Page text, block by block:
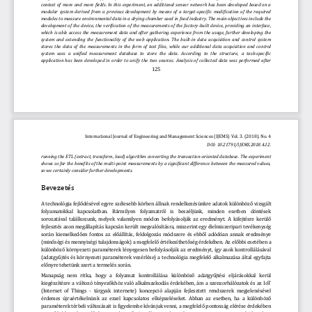
125
context  of  more  and  more  fields.  In  this  experiment,  an  additional  sensor  network has  been developed  based  on  a
modular  system  derived  from  a  previous  development  by  means  of  a  target- specific  modification  of  the  required
modules to measure environmental data in a drying chamber used in food industry. The main objectives include the
development  of  the  device,  the verification of  the  measurements  of  the factory built device,  providing  an  interface
which  is able  access  the  measurement data and  after  gathering  experience  from  the  usage,  further  developing  the
system  and  extending the  functionality  of  the  web  application.  The  built- in  data  acquisition  and  control  system
stores  the data  of  the measurements  in  the  form  of  text  files,  while  our additional data  acquisition  and  control
system  uses a unified  measurement   database  to  store the   data. According  to  the  structure ,  a  task-specific
application  has  been  developed  in  order  to  unify the  two sources Analysis  of  collected  data  was  performed  after
International Journal of Engineering and Management Sciences (IJEMS) Vol. 3. (2018). No. 4
DOI: 10.21791/IJEMS.2018.4.12.
running the ETL (extract, transform , load) algorithm converting the transaction- oriented database . The experiment
shows so far the benefits of the multi- point measurements by a significant difference between the measured values,
so we certainly consider further developments.
Bevezete s
A technológia fejlődésével egyre szélesebb körben állnak rendelkezésünkre adatok különböző vizsgált
folyamatokkal  kapcsolatban.  Bármilyen  folyamatról  is  beszéljünk,  minden  esetben  döntések
sorozatával találkozunk, melyek valamilyen módon befolyásolják az eredményt. A kifejtésre kerülő
fejlesztés azon megállapítás kapcsán került megvalósításra, miszerint egy élelmiszeripari tevékenység
során kiemelkedően fontos az előállítás, feldolgozás módszere és ebből adódóan annak eredménye
(minőségi és mennyiségi tulajdonságok) a megfelelő értékesíthetőség érdekében. Az előbbi esetében a
különböző környezeti paraméterek lényegesen befolyásolják az eredményt, így azok kontrollálásával
(adatgyűjtés és környezeti paraméterek vezérlése) a technológia megfelelő alkalmazása által egyfajta
előnyre tehetünk szert a termelés során.
Manapság  nem  ritka,  hogy  a  folyamat  kontrollálása  különböző  adatgyűjtési  eljárásokkal  kerül
kiegészítésre a változó tényezőkhöz való alkalmazkodás érdekében, ám a szenzorhálózatok és az IoT
(Internet  of  Things - tárgyak internete) koncepció alapján fejlesztett rendszerek megjelenésével
érdemes újraértékelnünk az ezzel kapcsolatos elképzeléseket. Abban az esetben, ha a különböző
paraméterek térbeli változásait is figyelembe kívánjuk venni, a megfelelő pontosság elérése érdekében